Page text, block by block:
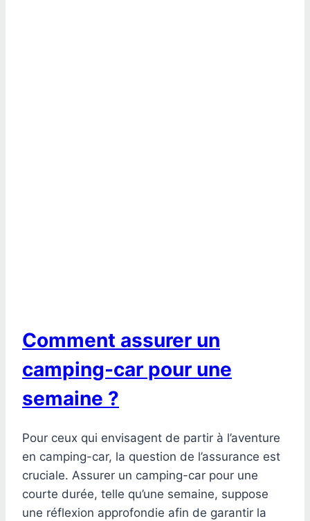
Comment assurer un
camping-car pour une
semaine ?
Pour ceux qui envisagent de partir à l’aventure
en camping-car, la question de l’assurance est
cruciale. Assurer un camping-car pour une
courte durée, telle qu’une semaine, suppose
une réflexion approfondie afin de garantir la